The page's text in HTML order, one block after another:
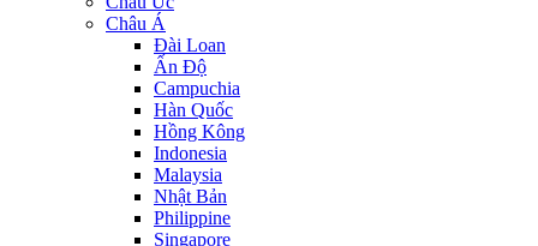
Châu Á
Đài Loan
Ấn Độ
Campuchia
Hàn Quốc
Hồng Kông
Indonesia
Malaysia
Nhật Bản
Philippine
Singapore